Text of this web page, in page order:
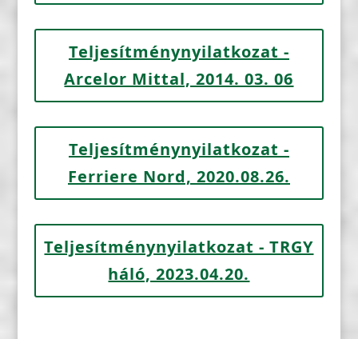
Teljesítménynyilatkozat -
Arcelor Mittal, 2014. 03. 06
Teljesítménynyilatkozat -
Ferriere Nord, 2020.08.26.
Teljesítménynyilatkozat - TRGY
háló, 2023.04.20.